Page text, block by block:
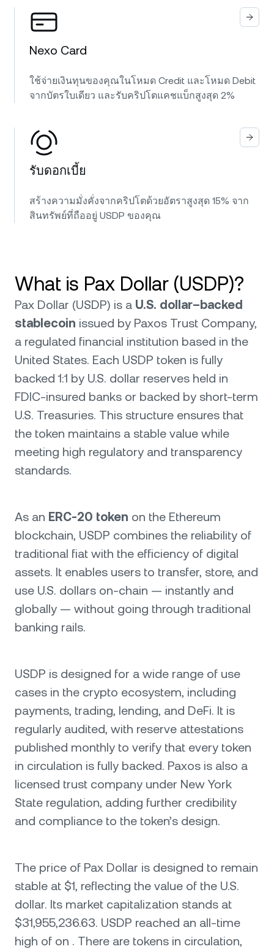
Nexo Card
ใช้จ่ายเงินทุนของคุณในโหมด Credit และโหมด Debit
จากบัตรใบเดียว และรับคริปโตแคชแบ็กสูงสุด 2%
รับดอกเบี้ย
สร้างความมั่งคั่งจากคริปโตด้วยอัตราสูงสุด 15% จาก
สินทรัพย์ที่ถืออยู่ USDP ของคุณ
What is Pax Dollar (USDP)?
Pax Dollar (USDP) is a U.S. dollar–backed
stablecoin issued by Paxos Trust Company,
a regulated financial institution based in the
United States. Each USDP token is fully
backed 1:1 by U.S. dollar reserves held in
FDIC-insured banks or backed by short-term
U.S. Treasuries. This structure ensures that
the token maintains a stable value while
meeting high regulatory and transparency
standards.
As an ERC-20 token on the Ethereum
blockchain, USDP combines the reliability of
traditional fiat with the efficiency of digital
assets. It enables users to transfer, store, and
use U.S. dollars on-chain — instantly and
globally — without going through traditional
banking rails.
USDP is designed for a wide range of use
cases in the crypto ecosystem, including
payments, trading, lending, and DeFi. It is
regularly audited, with reserve attestations
published monthly to verify that every token
in circulation is fully backed. Paxos is also a
licensed trust company under New York
State regulation, adding further credibility
and compliance to the token’s design.
The price of Pax Dollar is designed to remain
stable at $1, reflecting the value of the U.S.
dollar. Its market capitalization stands at
$31,955,236.63. USDP reached an all-time
high of on . There are tokens in circulation,